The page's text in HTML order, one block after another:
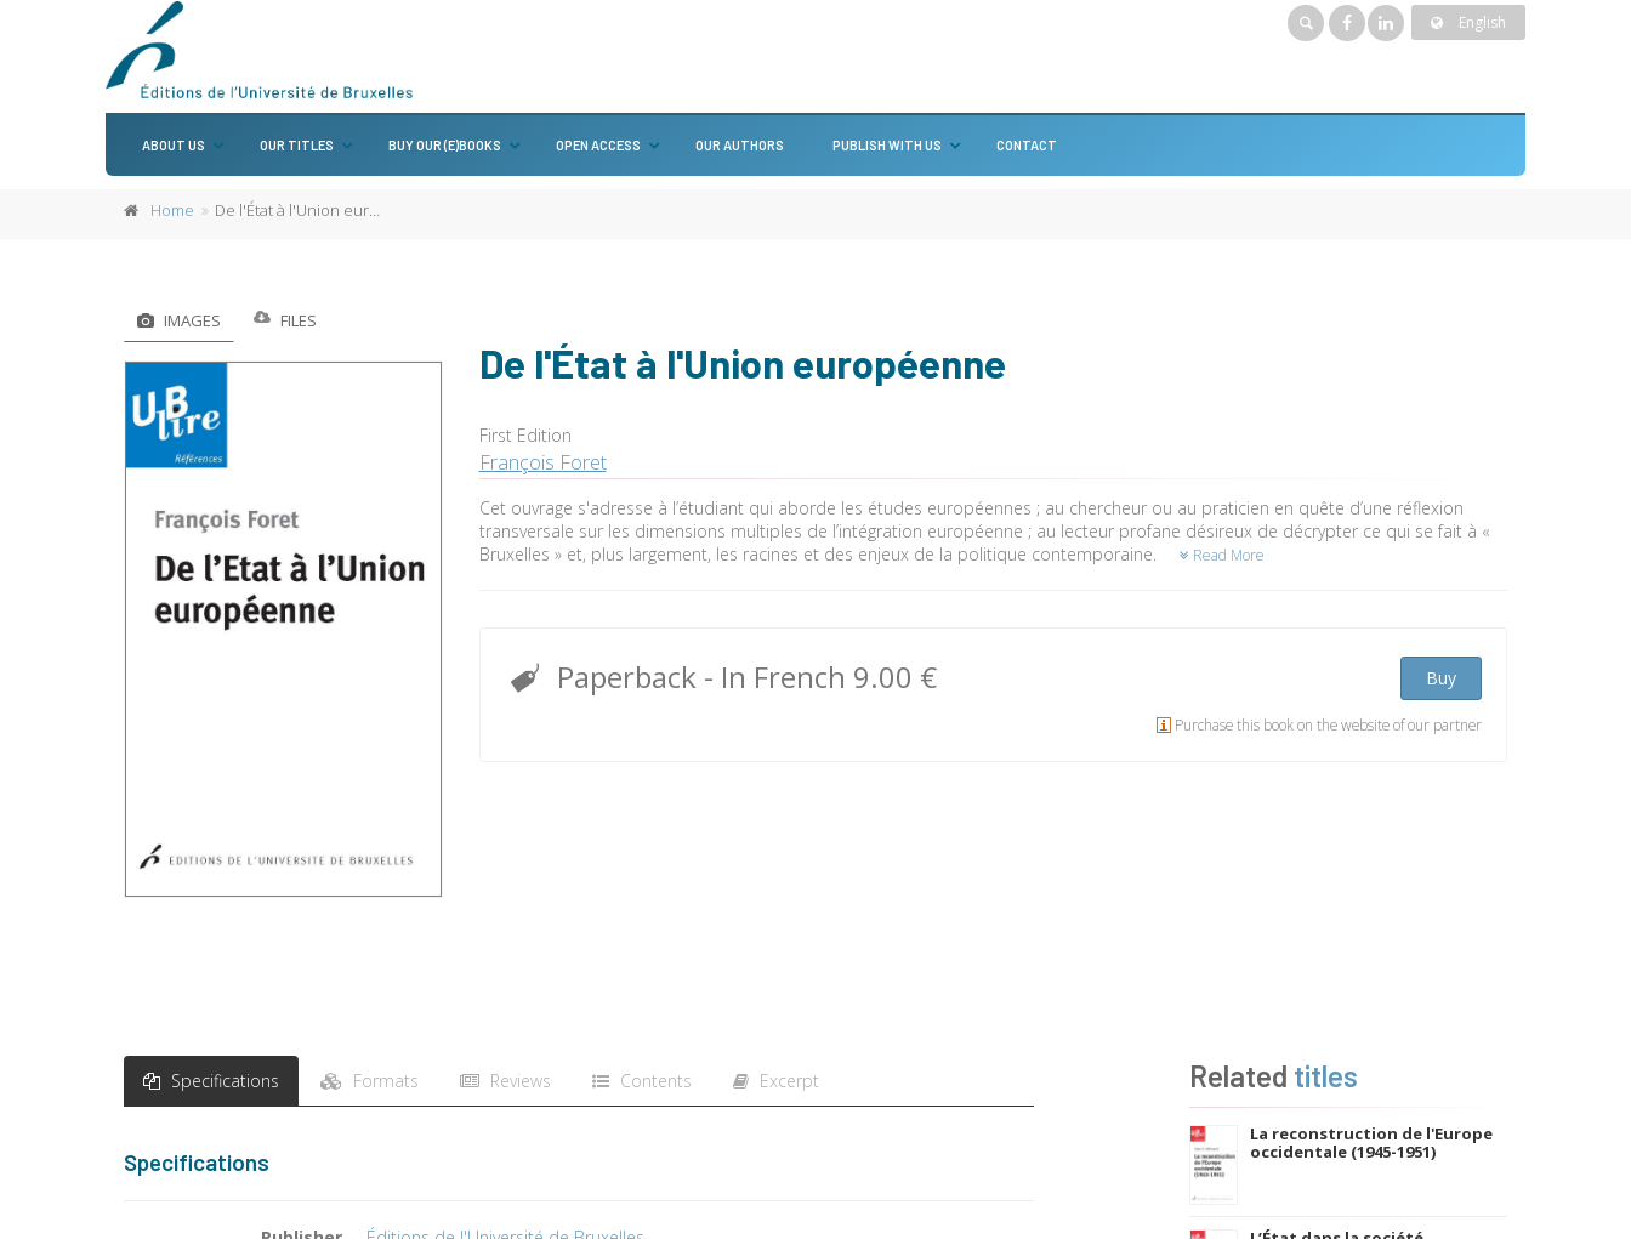
English
ABOUT US OUR TITLES BUY OUR (E)BOOKS OPEN ACCESS OUR AUTHORS PUBLISH WITH US CONTACT
Home De l'État à l'Union européenne
IMAGES FILES
De l'État à l'Union européenne
First Edition
François Foret
Cet ouvrage s'adresse à l’étudiant qui aborde les études européennes ; au chercheur ou au praticien en quête d’une réflexion
transversale sur les dimensions multiples de l’intégration européenne ; au lecteur profane désireux de décrypter ce qui se fait à «
Bruxelles » et, plus largement, les racines et des enjeux de la politique contemporaine.
Read More
Paperback - In French 9.00 € Buy
Purchase this book on the website of our partner
Specifications Formats Reviews Contents Excerpt
Specifications
Related titles
La reconstruction de l'Europe
occidentale (1945-1951)